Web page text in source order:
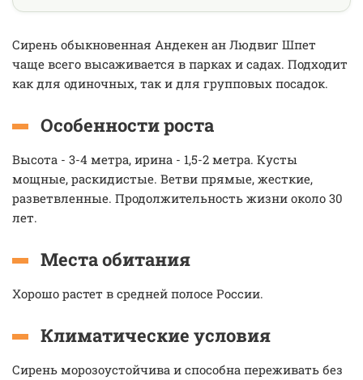
Сирень обыкновенная Андекен ан Людвиг Шпет
чаще всего высаживается в парках и садах. Подходит
как для одиночных, так и для групповых посадок.
Особенности роста
Высота - 3-4 метра, ирина - 1,5-2 метра. Кусты
мощные, раскидистые. Ветви прямые, жесткие,
разветвленные. Продолжительность жизни около 30
лет.
Места обитания
Хорошо растет в средней полосе России.
Климатические условия
Сирень морозоустойчива и способна переживать без